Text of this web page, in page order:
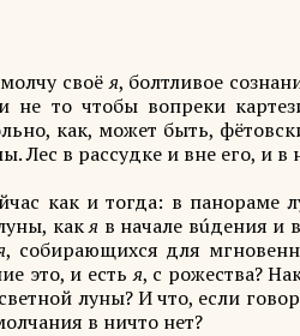
своёя, болтливое
не то чтобы вопреки
как, может быть,
Лес в рассудке и вне его, и
как и тогда: в панораме
какя в начале вúдения и
, собирающихся для
это, и есть я, с рожества?
луны? И что, если
в ничто нет?